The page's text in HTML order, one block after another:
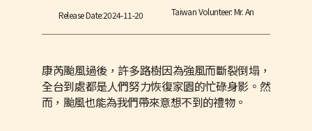
Release Date:2024-11-20 Taiwan Volunteer: Mr. An
康芮颱風過後，許多路樹因為強風而斷裂倒塌，
全台到處都是人們努力恢復家園的忙碌身影。然
而，颱風也能為我們帶來意想不到的禮物。